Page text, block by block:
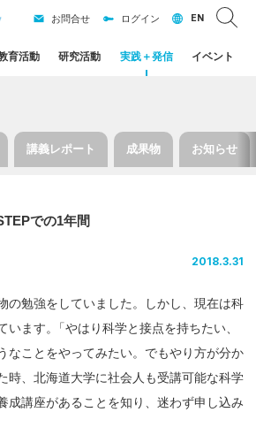
育活動 研究活動 実践＋発信 イベント
お問合せ ログイン EN
講義レポート 成果物 お知らせ
での1年間
2018.3.31
の勉強をしていました。しかし、現在は科
います。
「やはり科学と接点を持ちたい、
なことをやってみたい。でもやり方が分か
時、北海道大学に社会人も受講可能な科学
成講座があることを知り、迷わず申し込み